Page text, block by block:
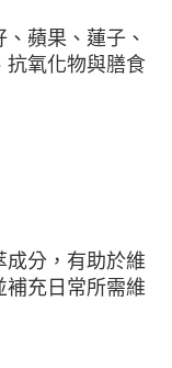
蘋果、蓮子、
抗氧化物與膳食
成分，有助於維
補充日常所需維